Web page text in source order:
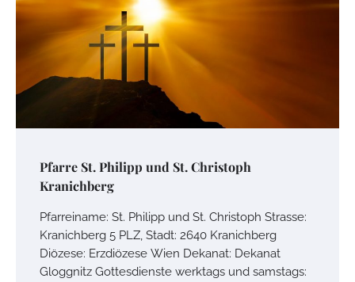
Pfarre St. Philipp und St. Christoph
Kranichberg
Pfarreiname: St. Philipp und St. Christoph Strasse:
Kranichberg 5 PLZ, Stadt: 2640 Kranichberg
Diözese: Erzdiözese Wien Dekanat: Dekanat
Gloggnitz Gottesdienste werktags und samstags: